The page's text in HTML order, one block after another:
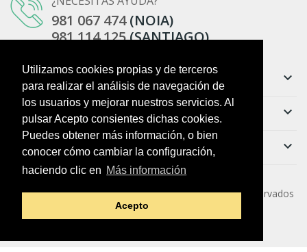
Utilizamos cookies propias y de terceros
para realizar el análisis de navegación de
los usuarios y mejorar nuestros servicios. Al
pulsar Acepto consientes dichas cookies.
Puedes obtener más información, o bien
conocer cómo cambiar la configuración,
haciendo clic en Más información
Acepto
981 067 474(NOIA)
981 114 125(SANTIAGO)
Información keyboard_arrow_down
Ayuda keyboard_arrow_down
Boletín keyboard_arrow_down
Copyright ©O Colmado da Vila. Todos los derechos reservados